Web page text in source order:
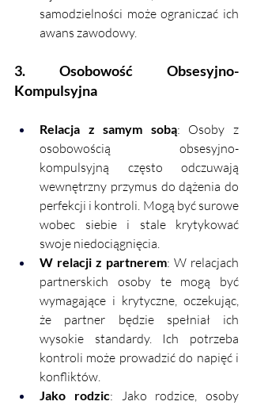
samodzielności może ograniczać ich
awans zawodowy.
3. Osobowość Obsesyjno-
Kompulsyjna
Relacja z samym sobą: Osoby z
osobowością obsesyjno-
kompulsyjną często odczuwają
wewnętrzny przymus do dążenia do
perfekcji i kontroli. Mogą być surowe
wobec siebie i stale krytykować
swoje niedociągnięcia.
W relacji z partnerem: W relacjach
partnerskich osoby te mogą być
wymagające i krytyczne, oczekując,
że partner będzie spełniał ich
wysokie standardy. Ich potrzeba
kontroli może prowadzić do napięć i
konfliktów.
Jako rodzic: Jako rodzice, osoby